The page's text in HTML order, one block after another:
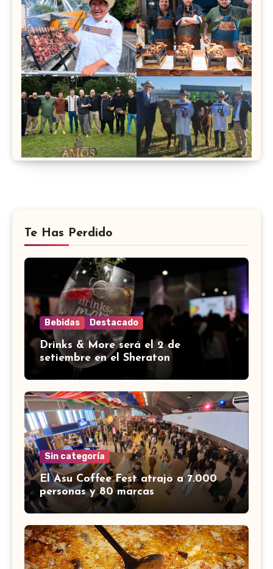
Te Has Perdido
Bebidas Destacado
Drinks & More será el 2 de
setiembre en el Sheraton
Sin categoría
El Asu Coffee Fest atrajo a 7.000
personas y 80 marcas